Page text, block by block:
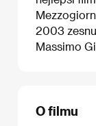
2003
Massimo
O filmu